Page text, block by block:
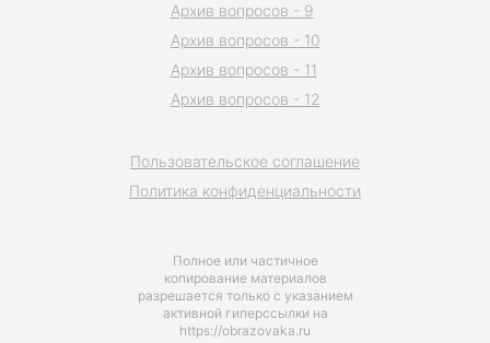
Полное или частичное
копирование материалов
разрешается только с указанием
активной гиперссылки на
https://obrazovaka.ru
Пользовательское соглашение
Политика конфиденциальности
Архив вопросов - 9
Архив вопросов - 10
Архив вопросов - 11
Архив вопросов - 12